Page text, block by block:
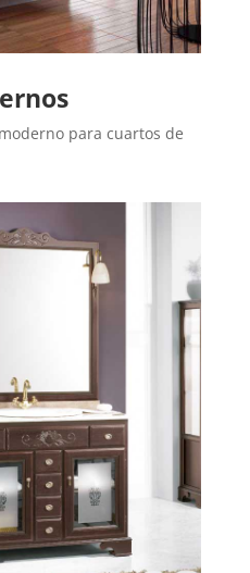
para cuartos de